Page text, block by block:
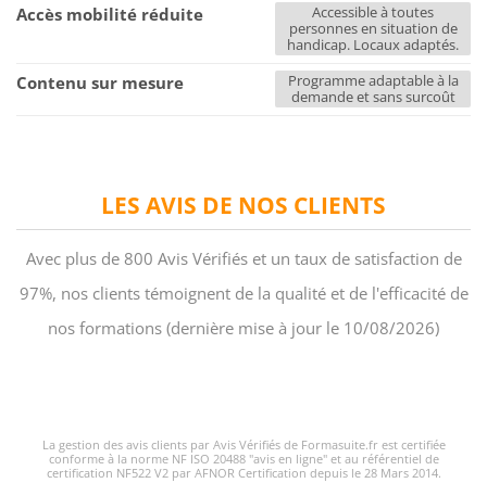
LES AVIS DE NOS CLIENTS
Avec plus de 800 Avis Vérifiés et un taux de satisfaction de
97%, nos clients témoignent de la qualité et de l'efficacité de
nos formations (dernière mise à jour le 10/08/2026)
La gestion des avis clients par Avis Vérifiés de Formasuite.fr est certifiée
conforme à la norme NF ISO 20488 "avis en ligne" et au référentiel de
certification NF522 V2 par AFNOR Certification depuis le 28 Mars 2014.
Accès mobilité réduite
Accessible à toutes
personnes en situation de
handicap. Locaux adaptés.
Contenu sur mesure
Programme adaptable à la
demande et sans surcoût